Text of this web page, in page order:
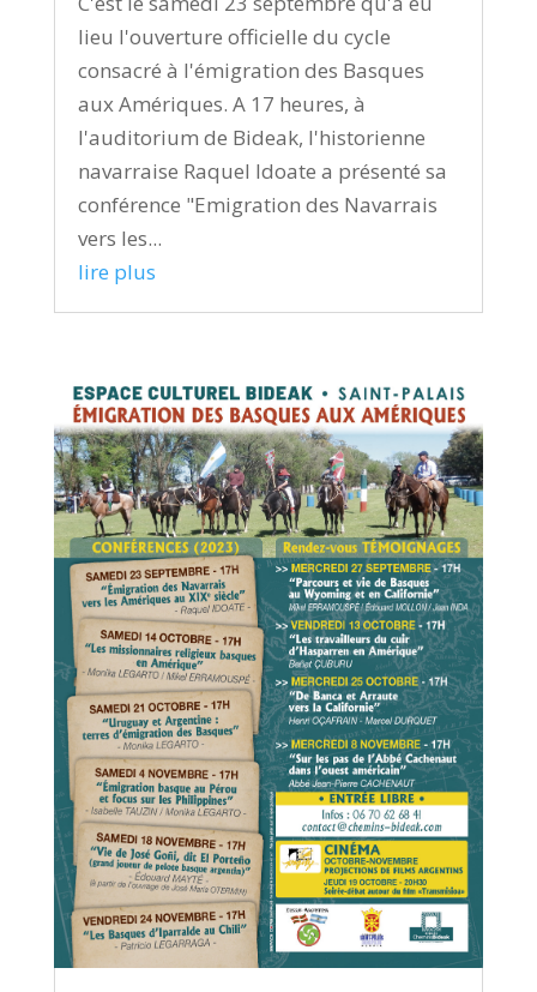
lieu l'ouverture officielle du cycle
consacré à l'émigration des Basques
aux Amériques. A 17 heures, à
l'auditorium de Bideak, l'historienne
navarraise Raquel Idoate a présenté sa
conférence "Emigration des Navarrais
vers les...
lire plus